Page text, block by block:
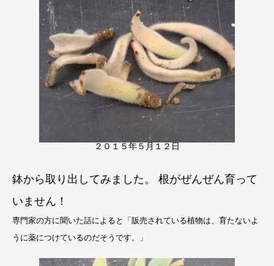
２０１５年５月１２日
鉢から取り出してみました。 根がぜんぜん育って
いません！
専門家の方に聞いた話によると「販売されている植物は、育たないよ
うに薬につけているのだそうです。」